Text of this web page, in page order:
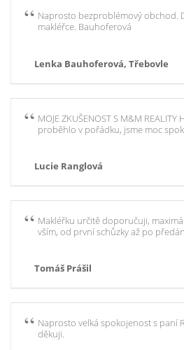
Naprosto bezproblémový obchod.
makléřce. Bauhoferová
Lenka Bauhoferová, Třebovle
MOJE ZKUŠENOST S M&M REALITY
proběhlo v pořádku, jsme moc
Lucie Ranglová
Makléřku určitě doporučuji,
vším, od první schůzky až po
Tomáš Prášil
Naprosto velká spokojenost s paní
děkuji.